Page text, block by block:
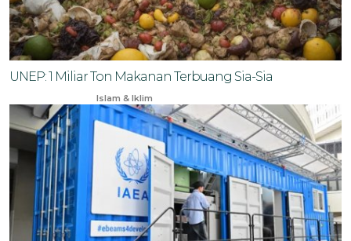
UNEP: 1 Miliar Ton Makanan Terbuang Sia-Sia
Islam & Iklim